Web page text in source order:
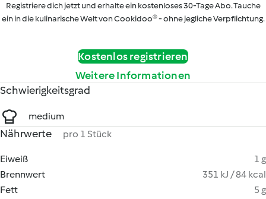
Registriere dich jetzt und erhalte ein kostenloses 30-Tage Abo. Tauche
ein in die kulinarische Welt von Cookidoo® - ohne jegliche Verpflichtung.
Kostenlos registrieren
Weitere Informationen
Schwierigkeitsgrad
medium
Nährwerte pro 1 Stück
Eiweiß
1 g
Brennwert
351 kJ / 84 kcal
Fett
5 g